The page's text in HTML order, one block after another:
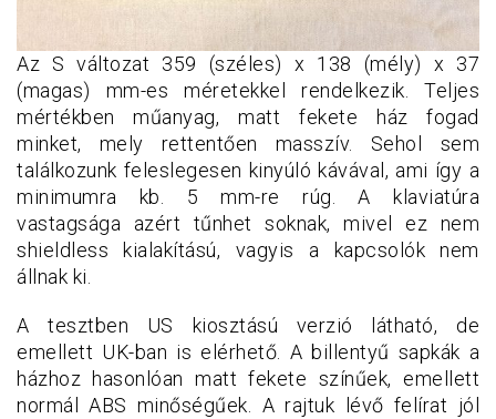
Az S változat 359 (széles) x 138 (mély) x 37
(magas) mm-es méretekkel rendelkezik. Teljes
mértékben műanyag, matt fekete ház fogad
minket, mely rettentően masszív. Sehol sem
találkozunk feleslegesen kinyúló kávával, ami így a
minimumra kb. 5 mm-re rúg. A klaviatúra
vastagsága azért tűnhet soknak, mivel ez nem
shieldless kialakítású, vagyis a kapcsolók nem
állnak ki.
A tesztben US kiosztású verzió látható, de
emellett UK-ban is elérhető. A billentyű sapkák a
házhoz hasonlóan matt fekete színűek, emellett
normál ABS minőségűek. A rajtuk lévő felírat jól